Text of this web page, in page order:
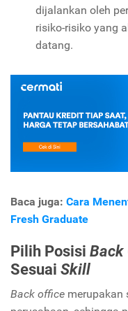
dijalankan oleh
risiko-risiko yang
datang.
Baca juga: Cara
Fresh Graduate
Pilih Posisi Back
Sesuai Skill
Back office merupakan